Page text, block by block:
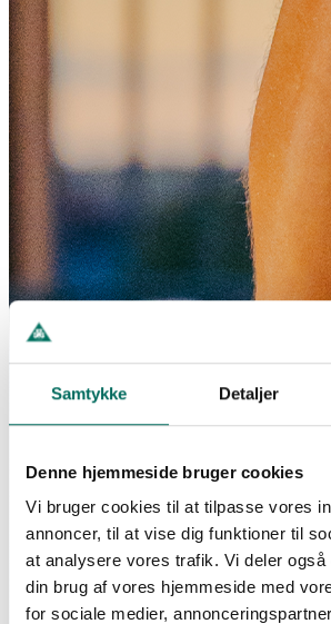
Samtykke Detaljer
Denne hjemmeside bruger cookies
Vi bruger cookies til at tilpasse vores
annoncer, til at vise dig funktioner til
at analysere vores trafik. Vi deler også
din brug af vores hjemmeside med
for sociale medier,